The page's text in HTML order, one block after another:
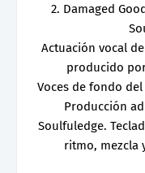
2. Damaged
Actuación vocal
producido
Voces de fondo
Producción
Soulfuledge.
ritmo, mezcla